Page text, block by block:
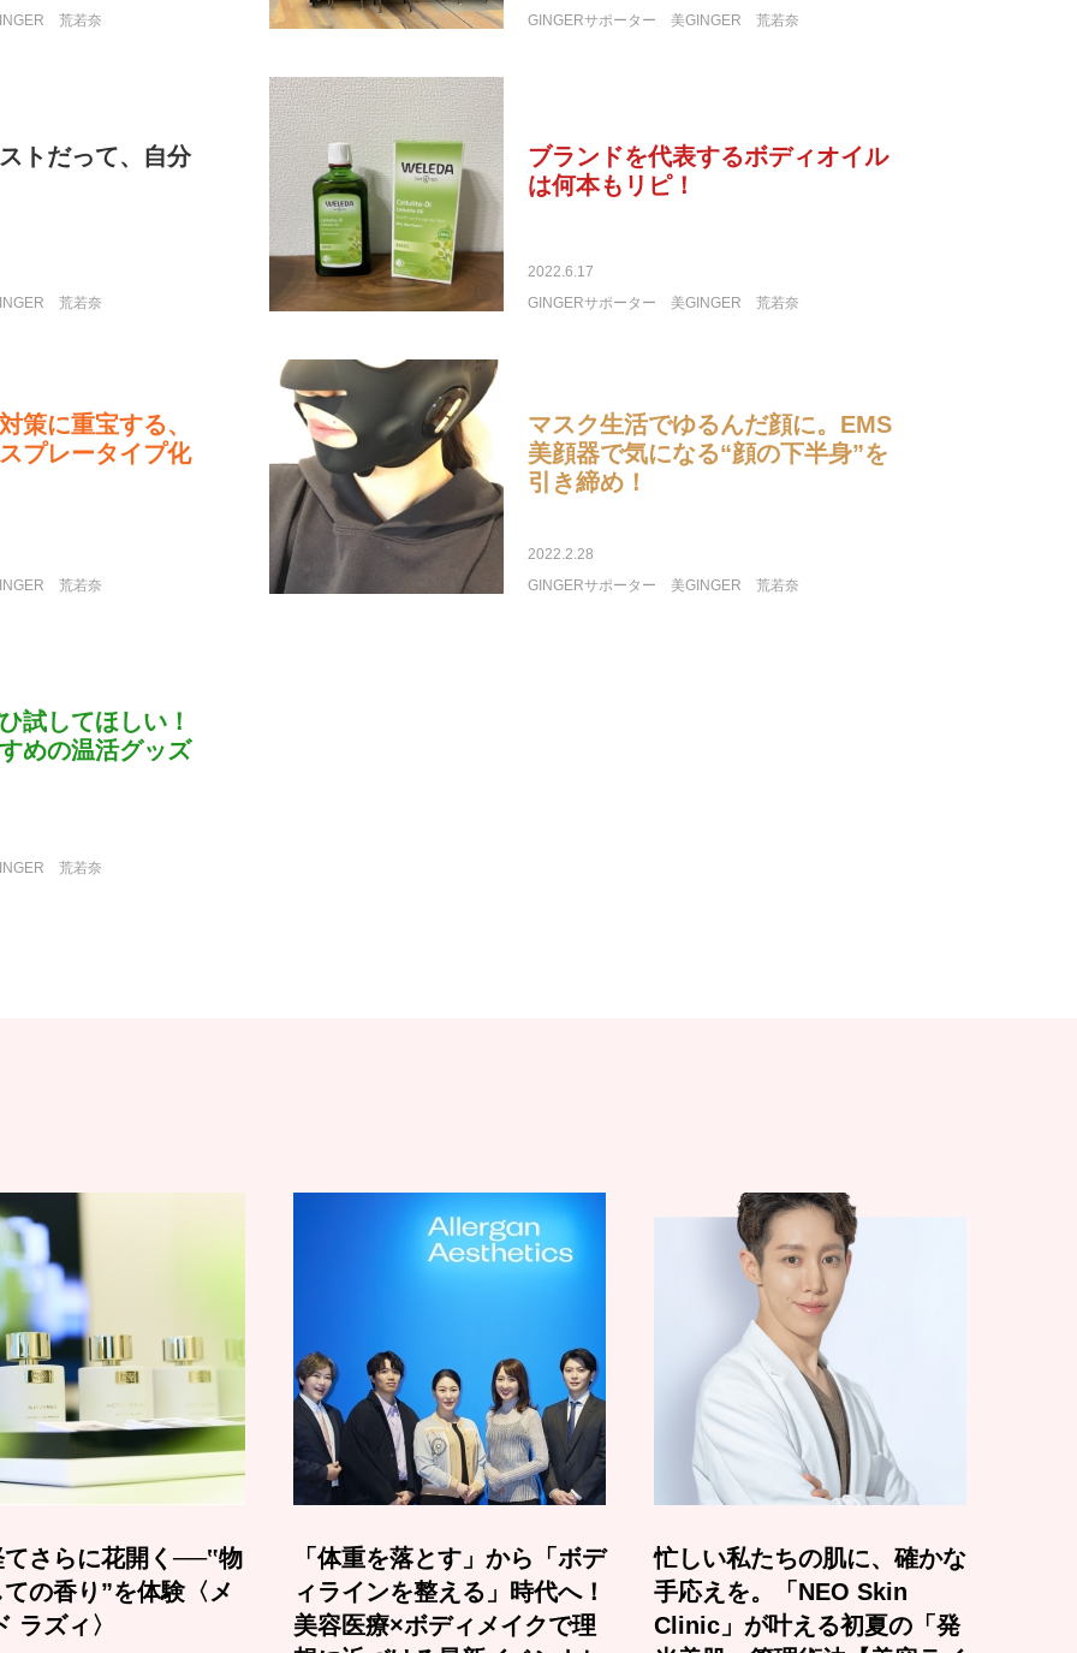
荒若奈
GINGERサポーター
美GINGER 荒若奈
トだって、自分
荒若奈
ブランドを代表するボディオイル
は何本もリピ！
2022.6.17
GINGERサポーター
美GINGER 荒若奈
策に重宝する、
プレータイプ化
荒若奈
マスク生活でゆるんだ顔に。EMS
美顔器で気になる“顔の下半身”を
引き締め！
2022.2.28
GINGERサポーター
美GINGER 荒若奈
試してほしい！
めの温活グッズ
荒若奈
てさらに花開く──‟物
の香り”を体験〈メ
ラズィ〉
「体重を落とす」から「ボデ
ィラインを整える」時代へ！
美容医療×ボディメイクで理
忙しい私たちの肌に、確かな
手応えを。「NEO Skin
Clinic」が叶える初夏の「発